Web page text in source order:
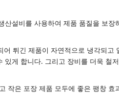
산설비를 사용하여 제품 품질을 보장
튀긴 제품이 자연적으로 냉각되고
있게 합니다. 그리고 장비를 더욱 철
작은 포장 제품 모두에 좋은 팽창 효